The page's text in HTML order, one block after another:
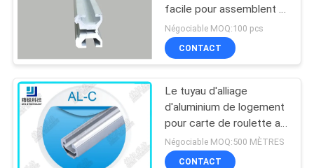
facile pour assemblent le
système en aluminium de
défilement ligne par ligne
de tuyau
Négociable MOQ:100 pcs
CONTACT
Le tuyau d'alliage
d'aluminium de logement
pour carte de roulette a
expulsé le tuyau sans
couture AL-C anodisé
Négociable MOQ:500 MÈTRES
CONTACT